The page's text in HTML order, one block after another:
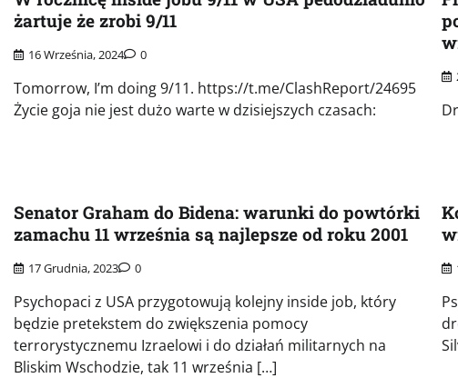
żartuje że zrobi 9/11
16 Września, 2024 0
Tomorrow, I’m doing 9/11. https://t.me/ClashReport/24695
Życie goja nie jest dużo warte w dzisiejszych czasach:
Senator Graham do Bidena: warunki do powtórki
zamachu 11 września są najlepsze od roku 2001
17 Grudnia, 2023 0
Psychopaci z USA przygotowują kolejny inside job, który
będzie pretekstem do zwiększenia pomocy
terrorystycznemu Izraelowi i do działań militarnych na
Bliskim Wschodzie, tak 11 września […]